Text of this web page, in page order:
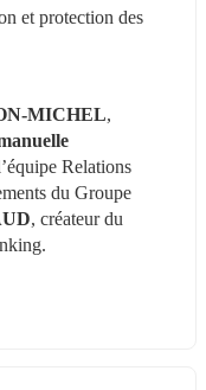
et protection des
MICHEL,
Relations
du Groupe
, créateur du